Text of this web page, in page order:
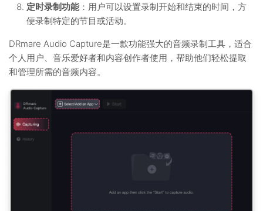
定时录制功能：用户可以设置录制开始和结束的时间，方
便录制特定的节目或活动。
DRmare Audio Capture是一款功能强大的音频录制工具，适合
个人用户、音乐爱好者和内容创作者使用，帮助他们轻松提取
和管理所需的音频内容。